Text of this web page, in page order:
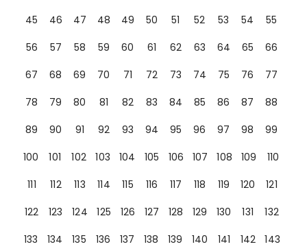
45
46 47 48 49 50 51 52 53 54
55
56
57 58 59 60 61 62 63 64 65
66
67
68 69 70 71 72 73 74 75 76
77
78
79 80 81 82 83 84 85 86 87
88
89
90 91 92 93 94 95 96 97 98
99
100
101 102 103 104 105 106 107 108 109
110
111
112 113 114 115 116 117 118 119 120
121
122
123 124 125 126 127 128 129 130 131
132
133
134 135 136 137 138 139 140 141 142
143